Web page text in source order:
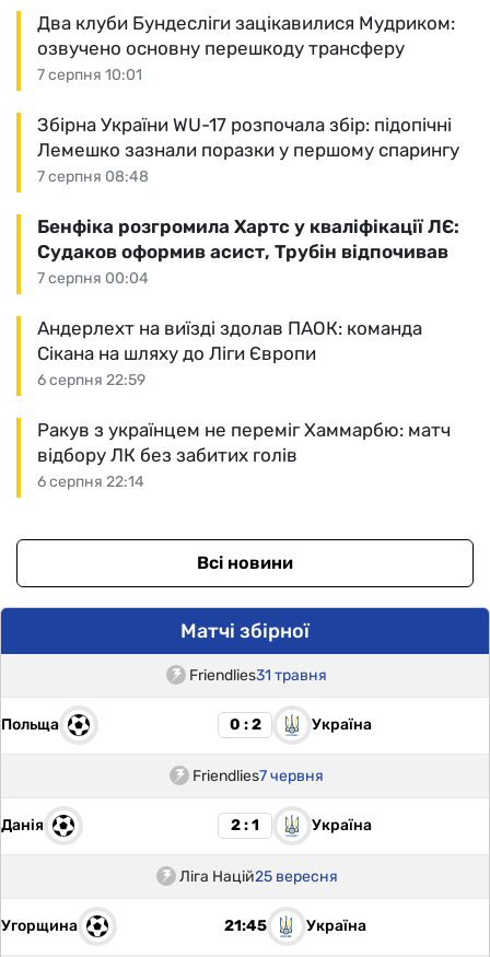
7 серпня 10:01
Два клуби Бундесліги зацікавилися Мудриком:
озвучено основну перешкоду трансферу
7 серпня 08:48
Збірна України WU-17 розпочала збір: підопічні
Лемешко зазнали поразки у першому спарингу
7 серпня 00:04
Бенфіка розгромила Хартс у кваліфікації ЛЄ:
Судаков оформив асист, Трубін відпочивав
6 серпня 22:59
Андерлехт на виїзді здолав ПАОК: команда
Сікана на шляху до Ліги Європи
6 серпня 22:14
Ракув з українцем не переміг Хаммарбю: матч
відбору ЛК без забитих голів
Всі новини
Матчі збірної
Friendlies31 травня
Польща 0 : 2 Україна
Friendlies7 червня
Данія 2 : 1 Україна
Ліга Націй25 вересня
Угорщина 21:45 Україна